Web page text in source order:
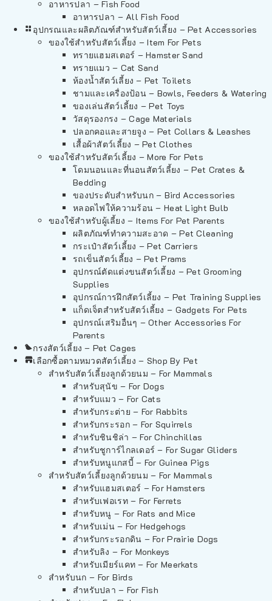
อาหารปลา – Fish Food
อาหารปลา – All Fish Food
อุปกรณและผลิตภัณฑ์สำหรับสัตว์เลี้ยง – Pet Accessories
ของใช้สำหรับสัตว์เลี้ยง – Item For Pets
ทรายแฮมสเตอร์ – Hamster Sand
ทรายแมว – Cat Sand
ห้องน้ำสัตว์เลี้ยง – Pet Toilets
ชามและเครื่องป้อน – Bowls, Feeders & Watering
ของเล่นสัตว์เลี้ยง – Pet Toys
วัสดุรองกรง – Cage Materials
ปลอกคอและสายจูง – Pet Collars & Leashes
เสื้อผ้าสัตว์เลี้ยง – Pet Clothes
ของใช้สำหรับสัตว์เลี้ยง – More For Pets
โดมนอนและที่นอนสัตว์เลี้ยง – Pet Crates &
Bedding
ของประดับสำหรับนก – Bird Accessories
หลอดไฟให้ความร้อน – Heat Light Bulb
ของใช้สำหรับผู้เลี้ยง – Items For Pet Parents
ผลิตภัณฑ์ทำความสะอาด – Pet Cleaning
กระเป๋าสัตว์เลี้ยง – Pet Carriers
รถเข็นสัตว์เลี้ยง – Pet Prams
อุปกรณ์ตัดแต่งขนสัตว์เลี้ยง – Pet Grooming
Supplies
อุปกรณ์การฝึกสัตว์เลี้ยง – Pet Training Supplies
แก็ดเจ็ตสำหรับสัตว์เลี้ยง – Gadgets For Pets
อุปกรณ์เสริมอื่นๆ – Other Accessories For
Parents
กรงสัตว์เลี้ยง – Pet Cages
เลือกซื้อตามหมวดสัตว์เลี้ยง – Shop By Pet
สำหรับสัตว์เลี้ยงลูกด้วยนม – For Mammals
สำหรับสุนัข – For Dogs
สำหรับแมว – For Cats
สำหรับกระต่าย – For Rabbits
สำหรับกระรอก – For Squirrels
สำหรับชินชิล่า – For Chinchillas
สำหรับชูการ์ไกลเดอร์ – For Sugar Gliders
สำหรับหนูแกสบี้ – For Guinea Pigs
สำหรับสัตว์เลี้ยงลูกด้วยนม – For Mammals
สำหรับแฮมสเตอร์ – For Hamsters
สำหรับเฟอเรท – For Ferrets
สำหรับหนู – For Rats and Mice
สำหรับเม่น – For Hedgehogs
สำหรับกระรอกดิน – For Prairie Dogs
สำหรับลิง – For Monkeys
สำหรับเมียร์แคท – For Meerkats
สำหรับนก – For Birds
สำหรับปลา – For Fish